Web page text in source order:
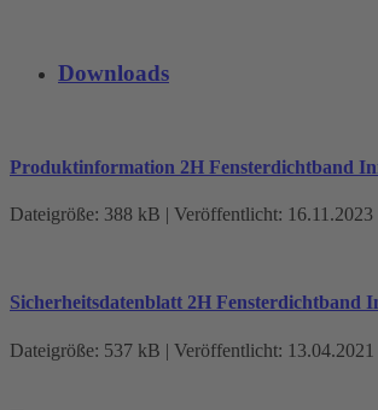
Downloads
Produktinformation 2H Fensterdichtband
Dateigröße: 388 kB | Veröffentlicht: 16.11.2023
Sicherheitsdatenblatt 2H Fensterdichtband
Dateigröße: 537 kB | Veröffentlicht: 13.04.2021